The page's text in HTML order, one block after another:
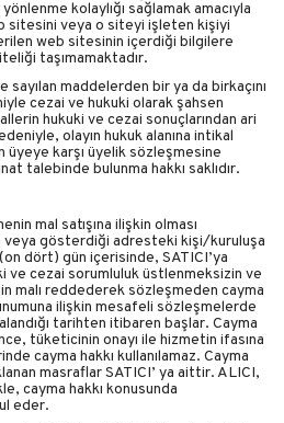
kolaylığı sağlamak amacıyla
sitesini veya o siteyi işleten kişiyi
web sitesinin içerdiği bilgilere
taşımamaktadır.
maddelerden bir ya da birkaçını
cezai ve hukuki olarak şahsen
hukuki ve cezai sonuçlarından ari
olayın hukuk alanına intikal
üyeye karşı üyelik sözleşmesine
talebinde bulunma hakkı saklıdır.
mal satışına ilişkin olması
veya gösterdiği adresteki kişi/kuruluşa
dört) gün içerisinde, SATICI’ya
ve cezai sorumluluk üstlenmeksizin ve
malı reddederek sözleşmeden cayma
ilişkin mesafeli sözleşmelerde
tarihten itibaren başlar. Cayma
tüketicinin onayı ile hizmetin ifasına
cayma hakkı kullanılamaz. Cayma
masraflar SATICI’ ya aittir. ALICI,
cayma hakkı konusunda
eder.